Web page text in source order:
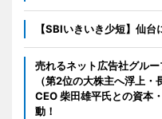
【SBIいきいき少短】仙
売れるネット広告社グル
（第2位の大株主へ浮上
CEO 柴田雄平氏との資本
動！